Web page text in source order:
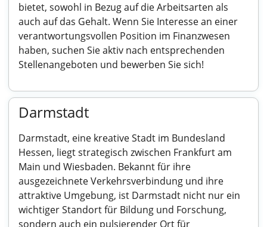
bietet, sowohl in Bezug auf die Arbeitsarten als
auch auf das Gehalt. Wenn Sie Interesse an einer
verantwortungsvollen Position im Finanzwesen
haben, suchen Sie aktiv nach entsprechenden
Stellenangeboten und bewerben Sie sich!
Darmstadt
Darmstadt, eine kreative Stadt im Bundesland
Hessen, liegt strategisch zwischen Frankfurt am
Main und Wiesbaden. Bekannt für ihre
ausgezeichnete Verkehrsverbindung und ihre
attraktive Umgebung, ist Darmstadt nicht nur ein
wichtiger Standort für Bildung und Forschung,
sondern auch ein pulsierender Ort für